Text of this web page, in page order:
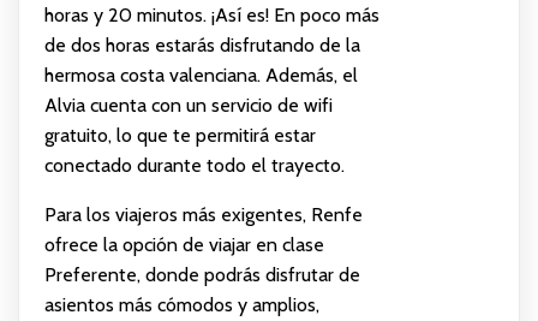
horas y 20 minutos. ¡Así es! En poco más
de dos horas estarás disfrutando de la
hermosa costa valenciana. Además, el
Alvia cuenta con un servicio de wifi
gratuito, lo que te permitirá estar
conectado durante todo el trayecto.
Para los viajeros más exigentes, Renfe
ofrece la opción de viajar en clase
Preferente, donde podrás disfrutar de
asientos más cómodos y amplios,